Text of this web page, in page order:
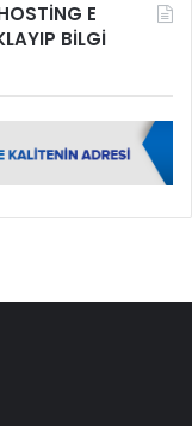
E
BİLGİ